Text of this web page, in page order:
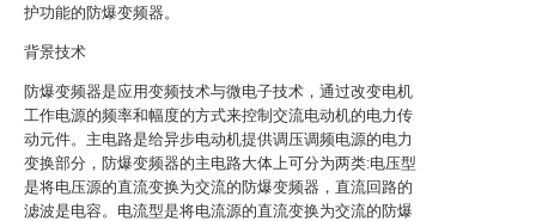
护功能的防爆变频器。
背景技术
防爆变频器是应用变频技术与微电子技术，通过改变电机
工作电源的频率和幅度的方式来控制交流电动机的电力传
动元件。主电路是给异步电动机提供调压调频电源的电力
变换部分，防爆变频器的主电路大体上可分为两类:电压型
是将电压源的直流变换为交流的防爆变频器，直流回路的
滤波是电容。电流型是将电流源的直流变换为交流的防爆